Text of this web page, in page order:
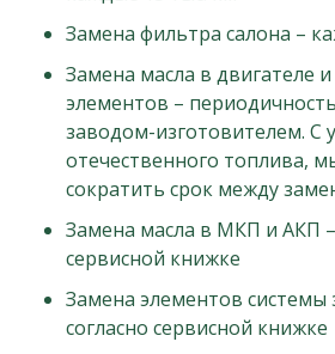
Замена фильтра салона –
Замена масла в двигателе
элементов –
заводом-изготовителем. С
отечественного топлива,
сократить срок между
Замена масла в МКП и АКП –
сервисной книжке
Замена элементов системы
согласно сервисной книжке